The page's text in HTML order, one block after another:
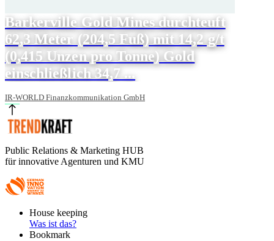
Barkerville Gold Mines durchteuft
62,3 Meter (204,5 Fuß) mit 14,2 g/t
(0,415 Unzen pro Tonne) Gold
einschließlich 34,7 ...
IR-WORLD Finanzkommunikation GmbH
Public Relations & Marketing HUB
für innovative Agenturen und KMU
FooterHouse keeping
Was ist das?
Bookmark